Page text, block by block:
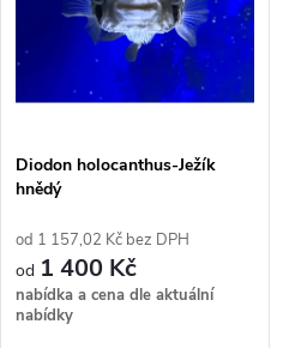
n
í
p
r
o
p
i
s
p
r
o
Diodon holocanthus-Ježík
hnědý
1 157,02 Kč bez DPH
1 400 Kč
nabídka a cena dle aktuální
nabídky